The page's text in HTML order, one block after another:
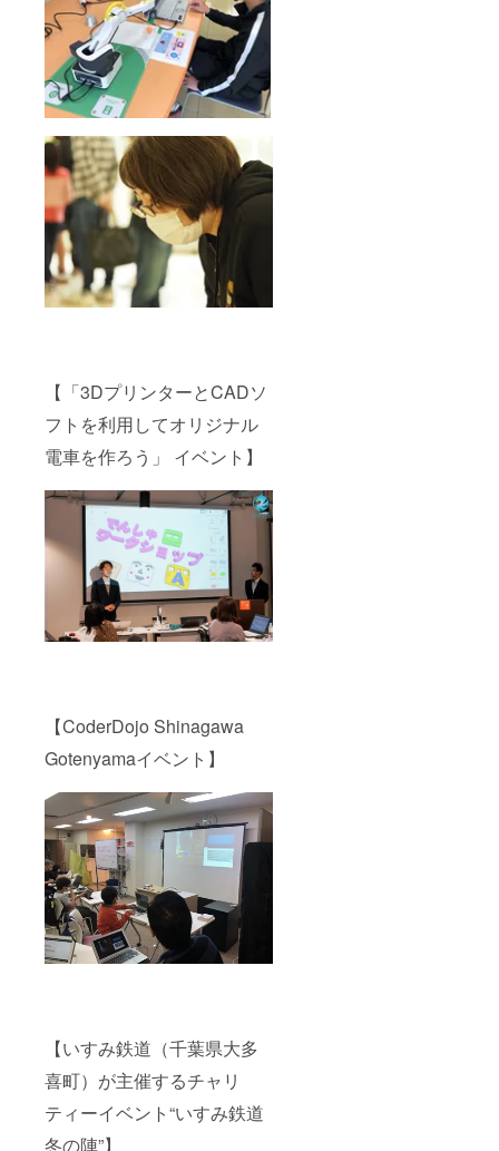
【「3DプリンターとCADソ
フトを利用してオリジナル
電車を作ろう」 イベント】
【CoderDojo Shinagawa
Gotenyamaイベント】
【いすみ鉄道（千葉県大多
喜町）が主催するチャリ
ティーイベント“いすみ鉄道
冬の陣”】